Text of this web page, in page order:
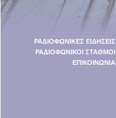
ΡΑΔΙΟΦΩΝΙΚΕΣ ΕΙΔΗΣΕΙΣ
ΡΑΔΙΟΦΩΝΙΚΟΙ ΣΤΑΘΜΟΙ
ΕΠΙΚΟΙΝΩΝΙΑ